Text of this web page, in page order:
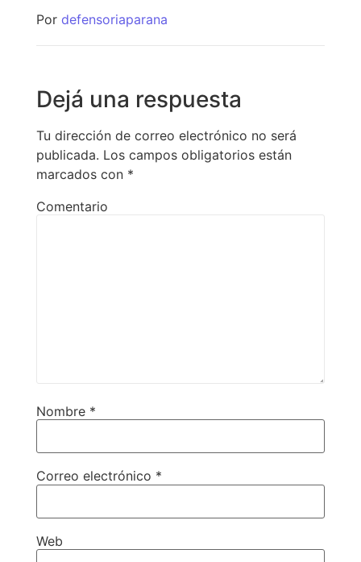
Por defensoriaparana
Dejá una respuesta
Tu dirección de correo electrónico no será
publicada. Los campos obligatorios están
marcados con *
Comentario
Nombre *
Correo electrónico *
Web